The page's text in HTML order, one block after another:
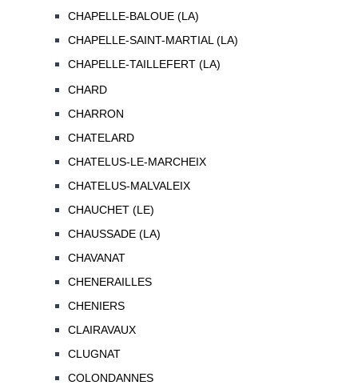
CHAPELLE-BALOUE (LA)
CHAPELLE-SAINT-MARTIAL (LA)
CHAPELLE-TAILLEFERT (LA)
CHARD
CHARRON
CHATELARD
CHATELUS-LE-MARCHEIX
CHATELUS-MALVALEIX
CHAUCHET (LE)
CHAUSSADE (LA)
CHAVANAT
CHENERAILLES
CHENIERS
CLAIRAVAUX
CLUGNAT
COLONDANNES